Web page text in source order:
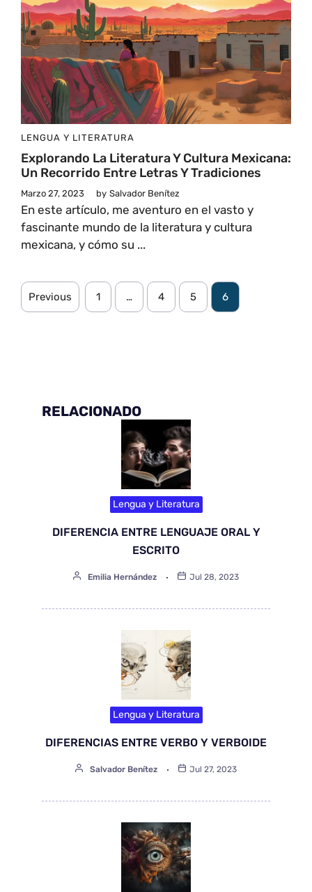
LENGUA Y LITERATURA
Explorando La Literatura Y Cultura Mexicana:
Un Recorrido Entre Letras Y Tradiciones
Marzo 27, 2023 by Salvador Benítez
En este artículo, me aventuro en el vasto y
fascinante mundo de la literatura y cultura
mexicana, y cómo su ...
Previous 1 … 4 5 6
RELACIONADO
Lengua y Literatura
DIFERENCIA ENTRE LENGUAJE ORAL Y
ESCRITO
Emilia Hernández Jul 28, 2023
Lengua y Literatura
DIFERENCIAS ENTRE VERBO Y VERBOIDE
Salvador Benítez Jul 27, 2023